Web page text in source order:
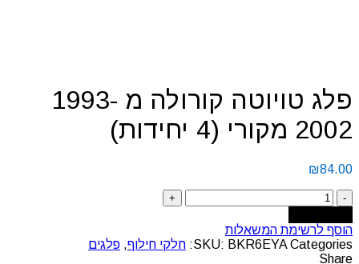
פלג טויוטה קורולה מ 1993-
2002 מקורי (4 יחידות)
₪84.00
הוסף לרשימת המשאלות
SKU: BKR6EYA Categories: חלקי חילוף, פלגים
Share